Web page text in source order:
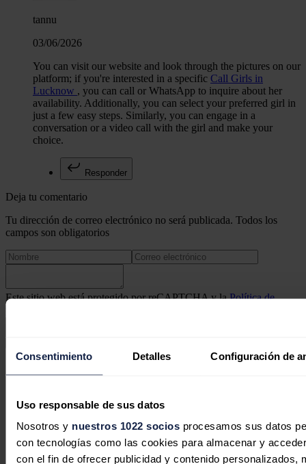
Consentimiento Detalles Configuración de
Uso responsable de sus datos
Nosotros y nuestros 1022 sociosprocesamos sus datos
con tecnologías como las cookies para almacenar y
con el fin de ofrecer publicidad y contenido personalizados,
tannu
03/06/2026
You can visit our website and look through the pictures on our
platform; if you're interested in a specific Call Girls in
Lucknow , you can call or WhatsApp to inquire about her
availability. Additionally, you can select your preferred girl in
just a few easy steps. Similarly, you can engage in a
conversation or a video call with the girl and make your
choice.
Responder
Deja tu comentario
Tu dirección de correo electrónico no será publicada. Todos los
campos son obligatorios
Este sitio web está protegido por reCAPTCHA y laPolítica de